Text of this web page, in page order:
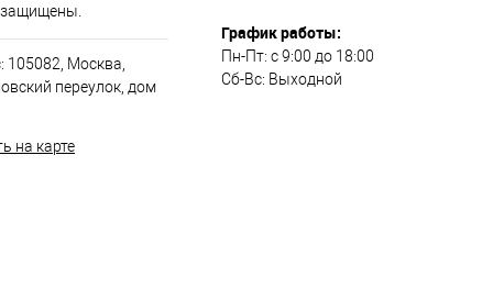
105082, Москва,
переулок, дом
на карте
График работы:
Пн-Пт: с 9:00 до 18:00
Сб-Вс: Выходной